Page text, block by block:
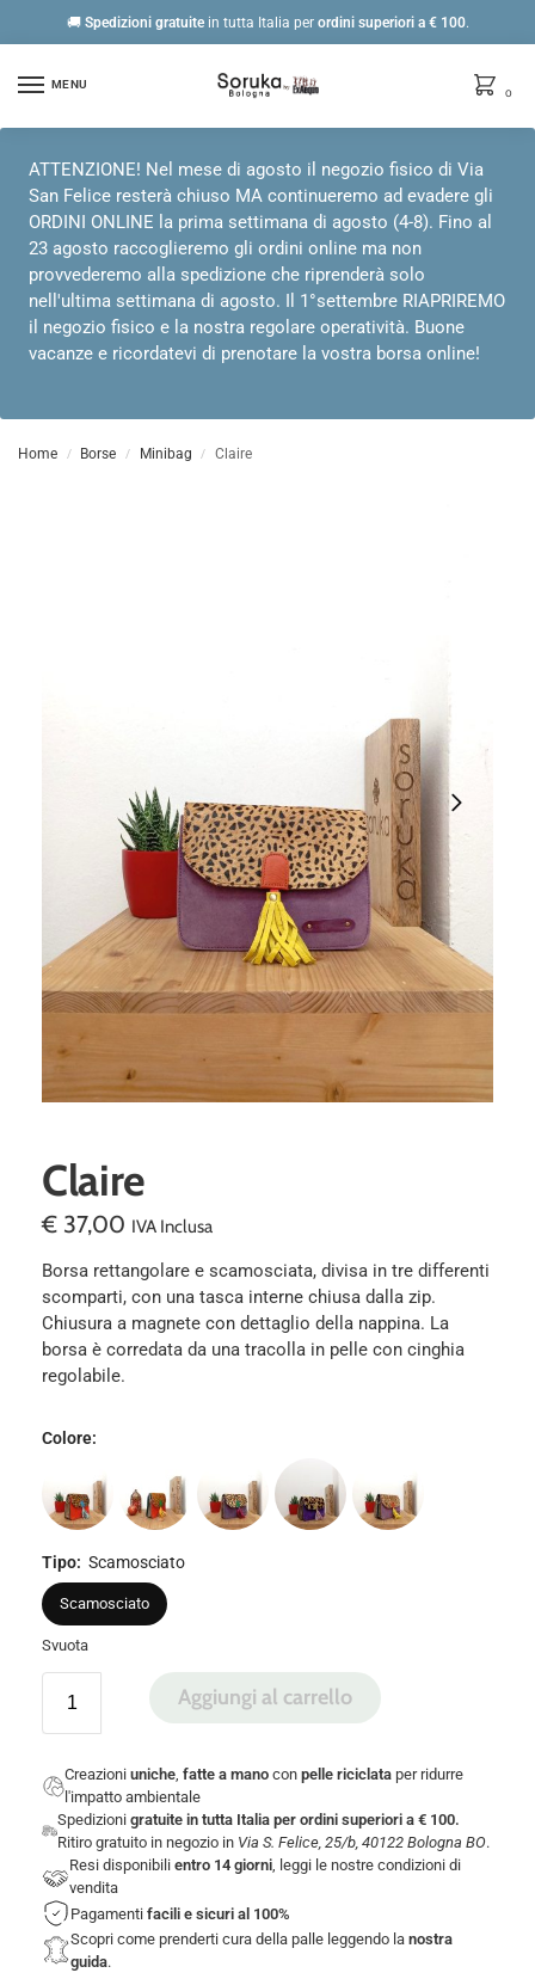
🚚 Spedizioni gratuitein tutta Italia per ordini superiori a € 100.
MENU
0
ATTENZIONE! Nel mese di agosto il negozio fisico di Via
San Felice resterà chiuso MA continueremo ad evadere gli
ORDINI ONLINE la prima settimana di agosto (4-8). Fino al
23 agosto raccoglieremo gli ordini online ma non
provvederemo alla spedizione che riprenderà solo
nell'ultima settimana di agosto. Il 1°settembre RIAPRIREMO
il negozio fisico e la nostra regolare operatività. Buone
vacanze e ricordatevi di prenotare la vostra borsa online!
Home / Borse / Minibag / Claire
Claire
€ 37,00 IVA Inclusa
Borsa rettangolare e scamosciata, divisa in tre differenti
scomparti, con una tasca interne chiusa dalla zip.
Chiusura a magnete con dettaglio della nappina. La
borsa è corredata da una tracolla in pelle con cinghia
regolabile.
Colore:
Tipo: Scamosciato
Scamosciato
Svuota
Aggiungi al carrello
Creazioniuniche,fatte a mano conpelle riciclata per ridurre
l'impatto ambientale
Spedizioni gratuite in tutta Italia per ordini superiori a € 100.
Ritiro gratuito in negozio in Via S. Felice, 25/b, 40122 Bologna BO.
Resi disponibili entro 14 giorni, leggi le nostre condizioni di
vendita
Pagamenti facili e sicuri al 100%
Scopri come prenderti cura della palle leggendo la nostra
guida.